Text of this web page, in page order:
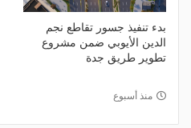
بدء تنفيذ جسور تقاطع نجم
الدين الأيوبي ضمن مشروع
تطوير طريق جدة
منذ أسبوع